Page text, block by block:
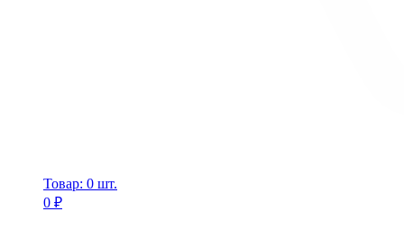
Товар: 0 шт.
0 ₽